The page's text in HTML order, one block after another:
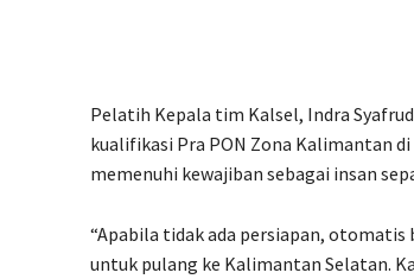
Pelatih Kepala tim Kalsel, Indra
kualifikasi Pra PON Zona Kalimantan
memenuhi kewajiban sebagai insan
“Apabila tidak ada persiapan, otomatis
untuk pulang ke Kalimantan Selatan.